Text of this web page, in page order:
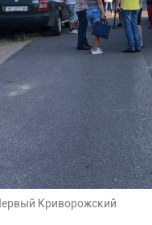
Криворожский